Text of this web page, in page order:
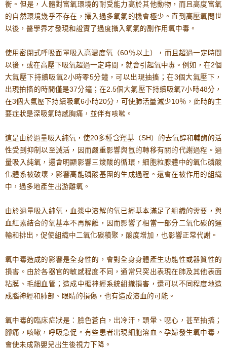
衡。但是，人體對富氧環境的耐受能力高於其他動物，而且 高度富氧
的 自然環境幾乎不存在，攝入過多氧氣的機會極少。直到高壓氧問世
以後，醫學界才發現和證實了過度攝入氧氣的副作用氧中毒。
使用密閉式呼吸面罩吸入高濃度氧（60％以上），而且超過一定時間
以後，或在高壓 下吸氧超過一定時間，就會引起氧中毒。例如，在2個
大氣壓下 持續吸氧2小時零5分鐘，可以出現抽搐；在3個大氣壓下，
出現拍搐 的時間僅是37分鐘；在2.5個大氣壓下持續吸氧7小時48分 ，
在3個大氣壓下持續吸氧6小時20分 ，可使肺活量減少10％，此時的主
要症狀是深吸氣 時感胸痛 ，並伴有咳嗽。
這是由於過量吸入純氧，使20多種含羥基（SH ）的去氧醇和輔酶的活
性受到抑制以至滅活，因而嚴重影響與氫的轉移有關的代謝過程。過
量吸入純氧，還會明顯影響三 焌酸的循環，細胞粒腺體中的氧化磷酸
化體系被破壞，影響高能磷酸基團的生成過程。還會在被作用的組織
中，過多地產生出游離氧。
由於過量吸入純氧，血漿中溶解的氧已經基本滿足了組織的需要，與
血紅素結合的氧基本不再解離，因而影響了相當一部分二氧化碳的運
輸和排出，促使組織中二氧化碳積聚，酸度增加，也影響正常代謝。
氧中毒造成的影響是全身性的，會對全身身體產生功能性或器質性的
損害。由於各器官的敏感程度不同，通常只突出表現在肺及其他表面
粘膜、毛細血管；造成中樞神經系統組織損害，還可以不同程度地造
成腦神經和肺部、眼睛的損傷，也有造成溶血的可能。
氧中毒的臨床症狀是：臉色蒼白，出冷汗，頭暈、噁心，甚至抽搐；
腳痛，咳嗽，呼吸急促。有些患者出現細胞溶血。孕婦發生氧中毒，
會使未成熟嬰兒出生後視力下降。